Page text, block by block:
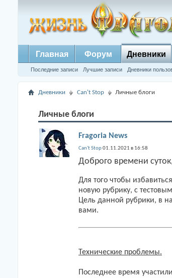
Главная Форум Дневники
Последние записи Лучшие записи Дневники
Дневники Can't Stop Личные блоги
Личные блоги
Fragoria News
Can't Stop01.11.2021 в 16:58
Доброго времени
Для того чтобы
новую рубрику, с
Цель данной рубрики, в
вами.
Технические проблемы.
Последнее время